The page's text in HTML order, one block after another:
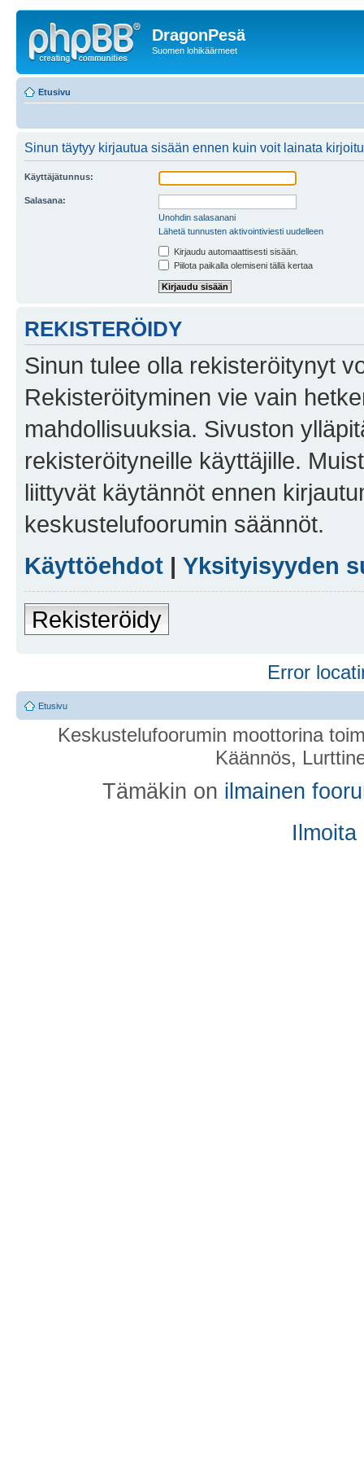
DragonPesä
Suomen lohikäärmeet
Etusivu
Sinun täytyy kirjautua sisään ennen kuin voit lainata
Käyttäjätunnus:
Salasana:
Unohdin salasanani
Lähetä tunnusten aktivointiviesti uudelleen
Kirjaudu automaattisesti sisään.
Piilota paikalla olemiseni tällä kertaa
REKISTERÖIDY
Sinun tulee olla rekisteröitynyt
Rekisteröityminen vie vain
mahdollisuuksia. Sivuston
rekisteröityneille käyttäjille.
liittyvät käytännöt ennen
keskustelufoorumin säännöt.
Käyttöehdot | Yksityisyyden
Rekisteröidy
Error
Etusivu
Keskustelufoorumin moottorina
Käännös,
Tämäkin on ilmainen